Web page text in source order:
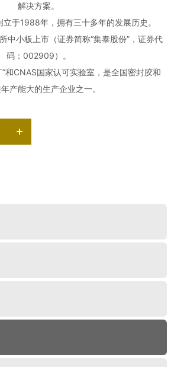
解决方案。
于1988年，拥有三十多年的发展历史。
中小板上市（证券简称“集泰股份”，证券代
码：002909）。
和CNAS国家认可实验室，是全国密封胶和
产能大的生产企业之一。